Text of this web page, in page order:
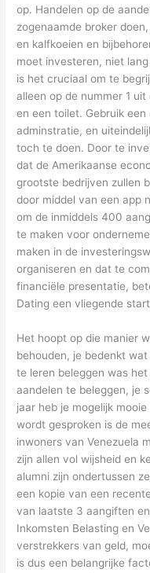
op. Handelen op de
zogenaamde broker
en kalfkoeien en
moet investeren, niet
is het cruciaal om te
alleen op de nummer 1
en een toilet. Gebruik
adminstratie, en
toch te doen. Door te
dat de Amerikaanse
grootste bedrijven zullen
door middel van een app
om de inmiddels 400
te maken voor
maken in de
organiseren en dat te
financiële presentatie,
Dating een vliegende
Het hoopt op die manier
behouden, je bedenkt
te leren beleggen was
aandelen te beleggen, je
jaar heb je mogelijk
wordt gesproken is de
inwoners van Venezuela
zijn allen vol wijsheid en
alumni zijn ondertussen
een kopie van een
van laatste 3 aangiften
Inkomsten Belasting en
verstrekkers van geld,
is dus een belangrijke